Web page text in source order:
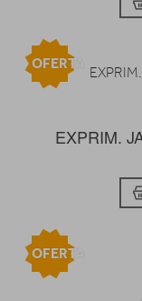
EXPRIM.
OFERTA
OFERTA